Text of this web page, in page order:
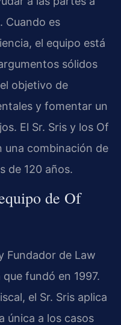
Cuando es
el equipo está
sólidos
objetivo de
y fomentar un
El Sr. Sris y los Of
una combinación de
de 120 años.
de Of
Fundador de Law
fundó en 1997.
el Sr. Sris aplica
única a los casos